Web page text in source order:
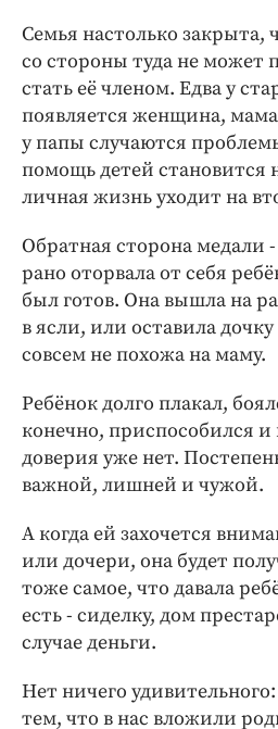
Семья настолько закрыта,
со стороны туда не может
стать её членом. Едва у
появляется женщина, мама
у папы случаются
помощь детей становится
личная жизнь уходит на
Обратная сторона медали
рано оторвала от себя
был готов. Она вышла на
в ясли, или оставила
совсем не похожа на маму.
Ребёнок долго плакал,
конечно, приспособился
доверия уже нет.
важной, лишней и чужой.
А когда ей захочется
или дочери, она будет
тоже самое, что давала
есть - сиделку, дом
случае деньги.
Нет ничего
тем, что в нас вложили